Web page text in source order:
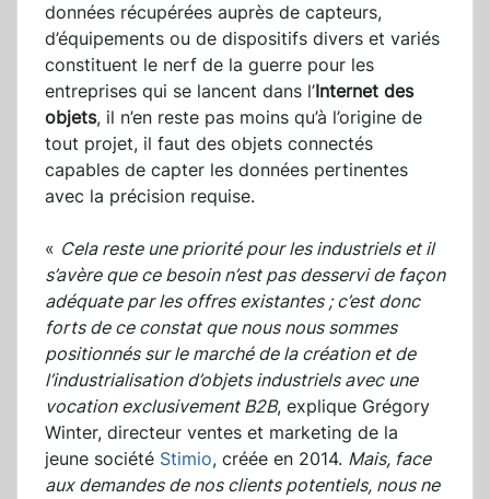
données récupérées auprès de capteurs,
d’équipements ou de dispositifs divers et variés
constituent le nerf de la guerre pour les
entreprises qui se lancent dans l’Internet des
objets, il n’en reste pas moins qu’à l’origine de
tout projet, il faut des objets connectés
capables de capter les données pertinentes
avec la précision requise.
« Cela reste une priorité pour les industriels et il
s’avère que ce besoin n’est pas desservi de façon
adéquate par les offres existantes ; c’est donc
forts de ce constat que nous nous sommes
positionnés sur le marché de la création et de
l’industrialisation d’objets industriels avec une
vocation exclusivement B2B, explique Grégory
Winter, directeur ventes et marketing de la
jeune société Stimio, créée en 2014. Mais, face
aux demandes de nos clients potentiels, nous ne